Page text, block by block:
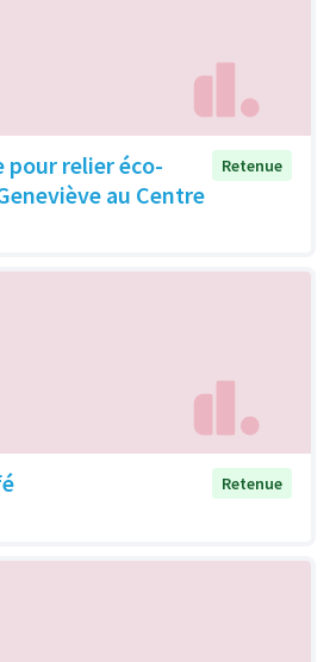
pour relier éco-
au Centre
Retenue
Retenue